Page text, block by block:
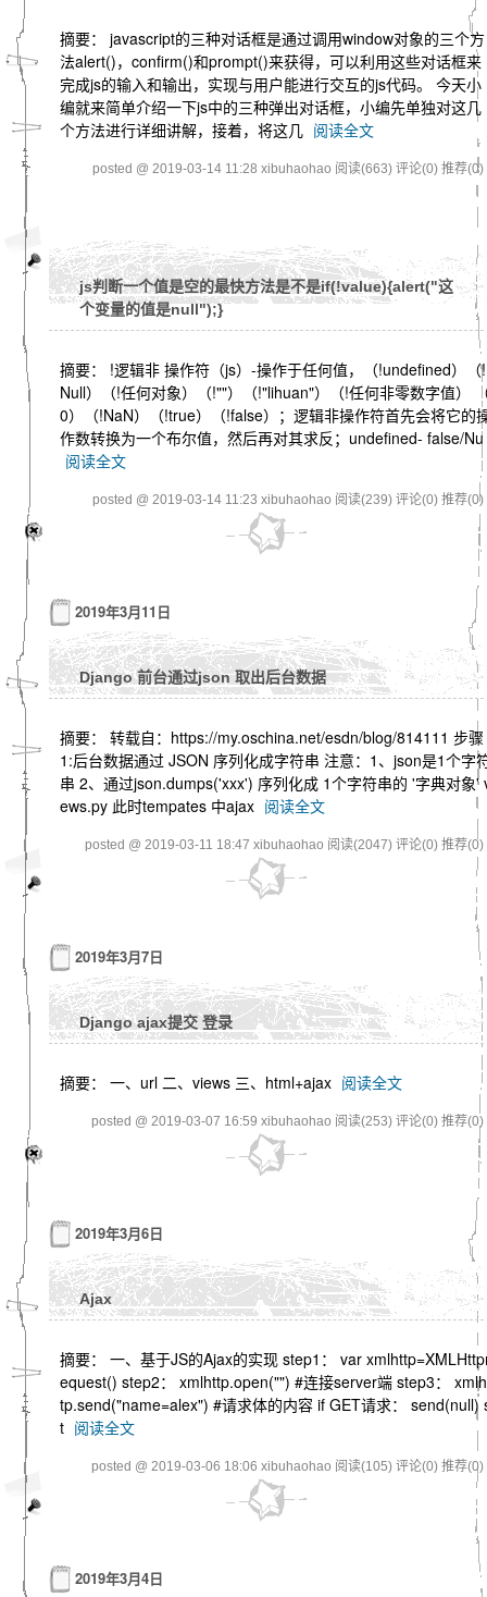
摘要： javascript的三种对话框是通过调用window对象的三个方
法alert()，confirm()和prompt()来获得，可以利用这些对话框来
完成js的输入和输出，实现与用户能进行交互的js代码。 今天小
编就来简单介绍一下js中的三种弹出对话框，小编先单独对这几
个方法进行详细讲解，接着，将这几 阅读全文
posted @ 2019-03-14 11:28 xibuhaohao 阅读(663) 评论(0) 推荐(0)
js判断一个值是空的最快方法是不是if(!value){alert("这
个变量的值是null");}
摘要： !逻辑非 操作符（js）-操作于任何值，（!undefined）（!
Null）（!任何对象）（!""）（!"lihuan"）（!任何非零数字值）
0）（!NaN）（!true）（!false）；逻辑非操作符首先会将它的
作数转换为一个布尔值，然后再对其求反；undefined- false/Nu
阅读全文
posted @ 2019-03-14 11:23 xibuhaohao 阅读(239) 评论(0) 推荐(0)
2019年3月11日
Django 前台通过json 取出后台数据
摘要： 转载自：https://my.oschina.net/esdn/blog/814111 步骤
1:后台数据通过 JSON 序列化成字符串 注意：1、json是1个字
串 2、通过json.dumps('xxx') 序列化成 1个字符串的 '字典对象'
ews.py 此时tempates 中ajax 阅读全文
posted @ 2019-03-11 18:47 xibuhaohao 阅读(2047) 评论(0) 推荐(0)
2019年3月7日
Django ajax提交 登录
摘要： 一、url 二、views 三、html+ajax 阅读全文
posted @ 2019-03-07 16:59 xibuhaohao 阅读(253) 评论(0) 推荐(0)
2019年3月6日
Ajax
摘要： 一、基于JS的Ajax的实现 step1： var
equest() step2： xmlhttp.open("") #连接server端 step3：
tp.send("name=alex") #请求体的内容 if GET请求： send(null)
t 阅读全文
posted @ 2019-03-06 18:06 xibuhaohao 阅读(105) 评论(0) 推荐(0)
2019年3月4日